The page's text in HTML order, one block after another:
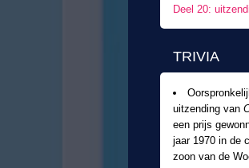
Deel 20:
TRIVIA
uitzending van
een prijs
jaar 1970 in de
zoon van de